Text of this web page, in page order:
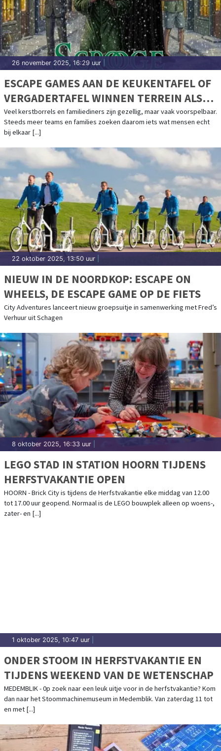
26 november 2025, 16:29 uur
ESCAPE GAMES AAN DE KEUKENTAFEL OF
VERGADERTAFEL WINNEN TERREIN ALS
KERSTACTIVITEIT
Veel kerstborrels en familiediners zijn gezellig, maar vaak voorspelbaar.
Steeds meer teams en families zoeken daarom iets wat mensen echt
bij elkaar [...]
22 oktober 2025, 13:50 uur
NIEUW IN DE NOORDKOP: ESCAPE ON
WHEELS, DE ESCAPE GAME OP DE FIETS
City Adventures lanceert nieuw groepsuitje in samenwerking met Fred’s
Verhuur uit Schagen
8 oktober 2025, 16:33 uur
LEGO STAD IN STATION HOORN TIJDENS
HERFSTVAKANTIE OPEN
HOORN - Brick City is tijdens de Herfstvakantie elke middag van 12.00
tot 17.00 uur geopend. Normaal is de LEGO bouwplek alleen op woens-,
zater- en [...]
1 oktober 2025, 10:47 uur
ONDER STOOM IN HERFSTVAKANTIE EN
TIJDENS WEEKEND VAN DE WETENSCHAP
MEDEMBLIK - 0p zoek naar een leuk uitje voor in de herfstvakantie? Kom
dan naar het Stoommachinemuseum in Medemblik. Van zaterdag 11 tot
en met [...]